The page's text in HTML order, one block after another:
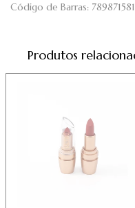
Código de Barras:
Produtos